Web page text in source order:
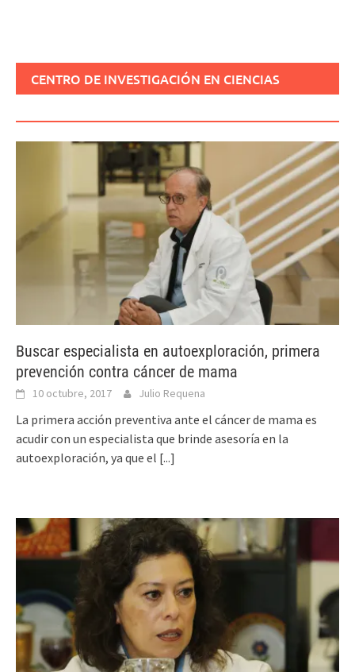
CENTRO DE INVESTIGACIÓN EN CIENCIAS
Buscar especialista en autoexploración, primera
prevención contra cáncer de mama
10 octubre, 2017 Julio Requena
La primera acción preventiva ante el cáncer de mama es
acudir con un especialista que brinde asesoría en la
autoexploración, ya que el [...]